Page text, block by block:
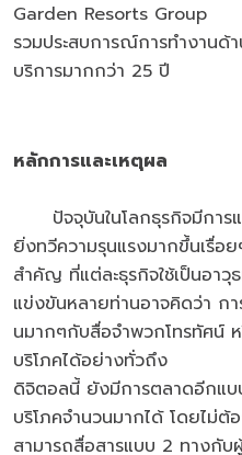
Garden Resorts Group
รวมประสบการณ์การทำงานด้
บริการมากกว่า 25 ปี
หลักการและเหตุผล
ปัจจุบันในโลกธุรกิจมีการ
ยิ่งทวีความรุนแรงมากขึ้นเรื่อ
สำคัญ ที่แต่ละธุรกิจใช้เป็นอาวุ
แข่งขันหลายท่านอาจคิดว่า ก
นมากๆกับสื่อจำพวกโทรทัศน์
บริโภคได้อย่างทั่วถึง แต่
ดิจิตอลนี้ ยังมีการตลาดอีกแบ
บริโภคจำนวนมากได้ โดยไม่
สามารถสื่อสารแบบ 2 ทางกั